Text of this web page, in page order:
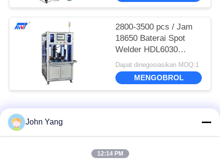
2800-3500 pcs / Jam
18650 Baterai Spot
Welder HDL6030
Pneumatic Driven
Dapat dinegosiasikan MOQ:1
MENGOBROL
Bad Request
18650 Baterai Spot
John Yang
12:14 PM